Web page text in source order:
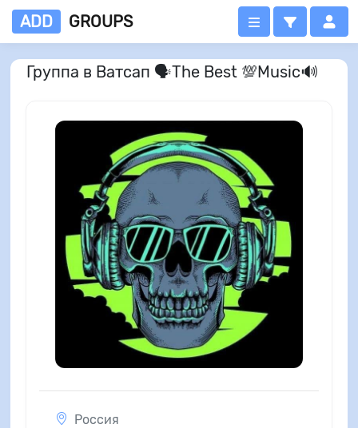
ADD GROUPS
Группа в Ватсап 🗣️The Best 💯Music🔊
Россия